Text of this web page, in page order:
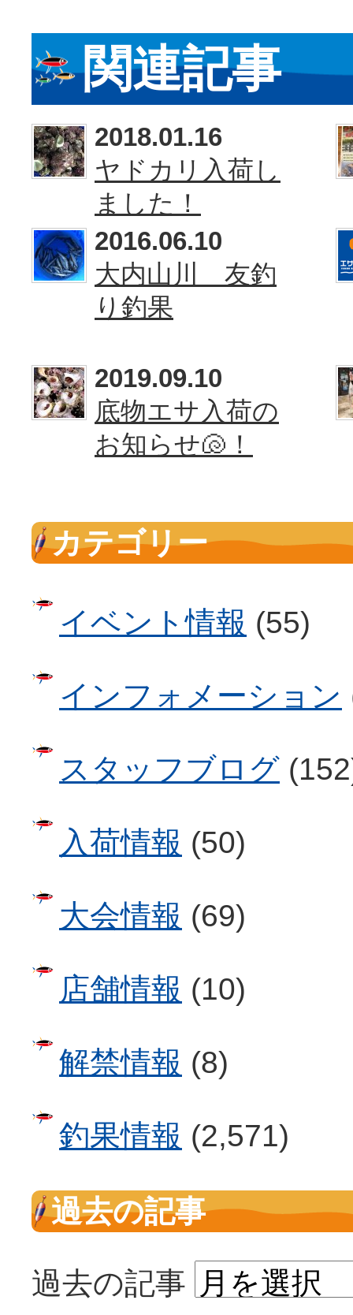
関連記事
2018.01.16
ヤドカリ入荷し
ました！
2016.06.10
大内山川 友釣
り釣果
2019.09.10
底物エサ入荷の
お知らせ🐚！
カテゴリー
イベント情報 (55)
インフォメーション
スタッフブログ
入荷情報 (50)
大会情報 (69)
店舗情報 (10)
解禁情報 (8)
釣果情報 (2,571)
過去の記事
過去の記事